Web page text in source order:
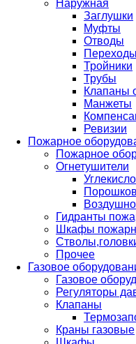
Наружная
Заглушки
Муфты
Отводы
Переходы
Тройники
Трубы
Клапаны
Манжеты
Ревизии
Пожарное
Пожарное
Огнетушители
Гидранты
Шкафы
Прочее
Газовое
Газовое
Регуляторы
Клапаны
Краны газовые